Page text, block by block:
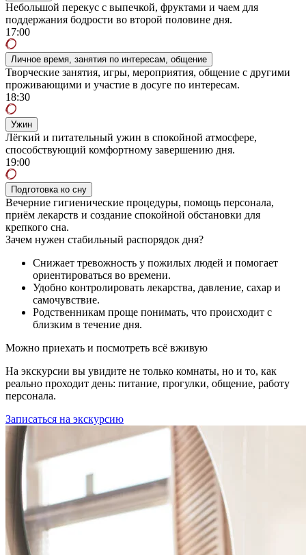
Небольшой перекус с выпечкой, фруктами и чаем для
поддержания бодрости во второй половине дня.
17:00
Личное время, занятия по интересам, общение
Творческие занятия, игры, мероприятия, общение с другими
проживающими и участие в досуге по интересам.
18:30
Ужин
Лёгкий и питательный ужин в спокойной атмосфере,
способствующий комфортному завершению дня.
19:00
Подготовка ко сну
Вечерние гигиенические процедуры, помощь персонала,
приём лекарств и создание спокойной обстановки для
крепкого сна.
Зачем нужен стабильный распорядок дня?
Снижает тревожность у пожилых людей и помогает
ориентироваться во времени.
Удобно контролировать лекарства, давление, сахар и
самочувствие.
Родственникам проще понимать, что происходит с
близким в течение дня.
Можно приехать и посмотреть всё вживую
На экскурсии вы увидите не только комнаты, но и то, как
реально проходит день: питание, прогулки, общение, работу
персонала.
Записаться на экскурсию